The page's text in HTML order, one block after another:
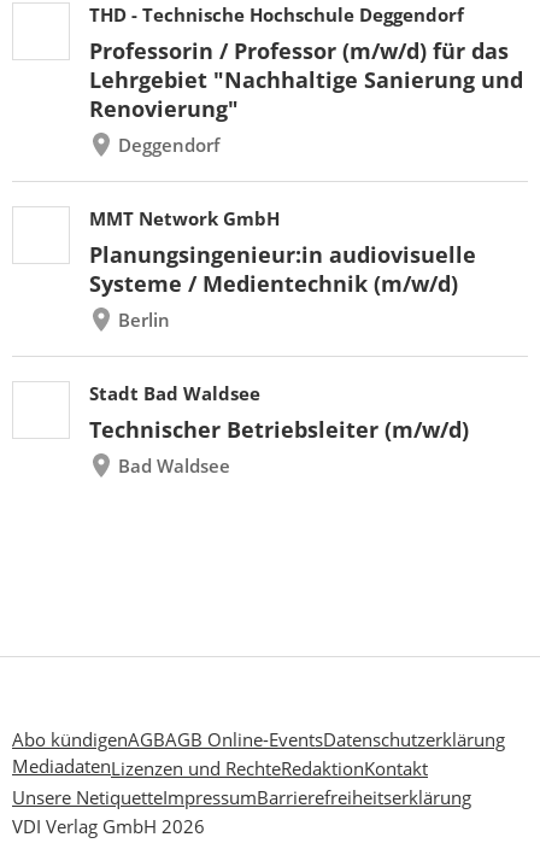
THD - Technische Hochschule Deggendorf
Professorin / Professor (m/w/d) für das
Lehrgebiet "Nachhaltige Sanierung und
Renovierung"
Deggendorf
MMT Network GmbH
Planungsingenieur:in audiovisuelle
Systeme / Medientechnik (m/w/d)
Berlin
Stadt Bad Waldsee
Technischer Betriebsleiter (m/w/d)
Bad Waldsee
Abo kündigenAGBAGB Online-EventsDatenschutzerklärung
MediadatenLizenzen und RechteRedaktionKontakt
Unsere NetiquetteImpressumBarrierefreiheitserklärung
VDI Verlag GmbH 2026